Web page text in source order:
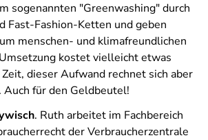
sogenannten "Greenwashing" durch
Fast-Fashion-Ketten und geben
menschen- und klimafreundlichen
kostet vielleicht etwas
dieser Aufwand rechnet sich aber
Auch für den Geldbeutel!
. Ruth arbeitet im Fachbereich
der Verbraucherzentrale